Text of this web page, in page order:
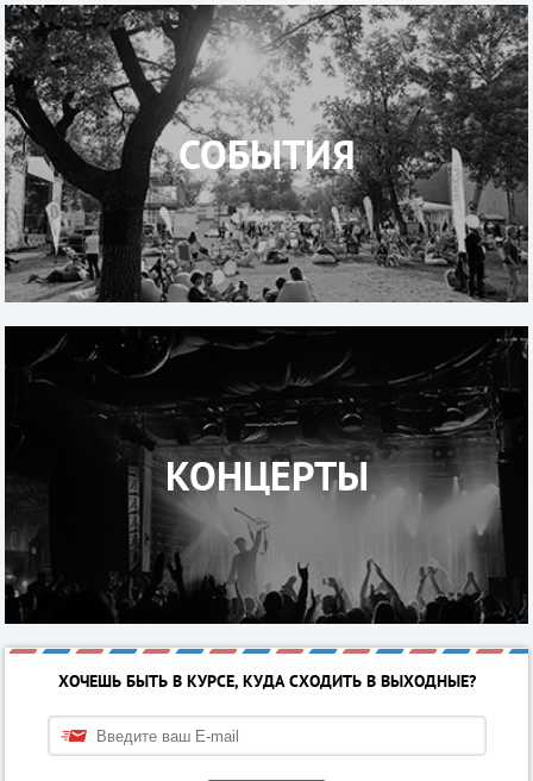
СОБЫТИЯ
КОНЦЕРТЫ
ХОЧЕШЬ БЫТЬ В КУРСЕ, КУДА СХОДИТЬ В ВЫХОДНЫЕ?